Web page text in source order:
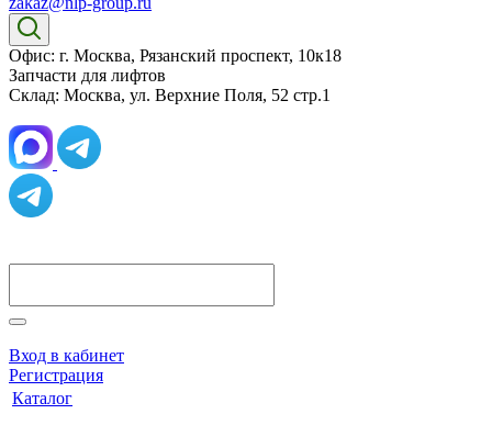
Офис: г. Москва, Рязанский проспект, 10к18
Запчасти для лифтов
Склад: Москва, ул. Верхние Поля, 52 стр.1
Вход в кабинет
Регистрация
Каталог